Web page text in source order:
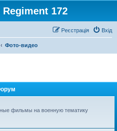
172
Вхід
Реєстрація
Фото-видео
фильмы на военную тематику